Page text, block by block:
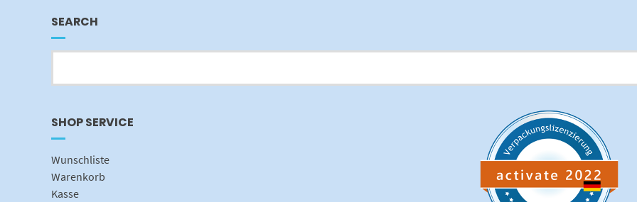
SEARCH
SHOP SERVICE
Wunschliste
Warenkorb
Kasse